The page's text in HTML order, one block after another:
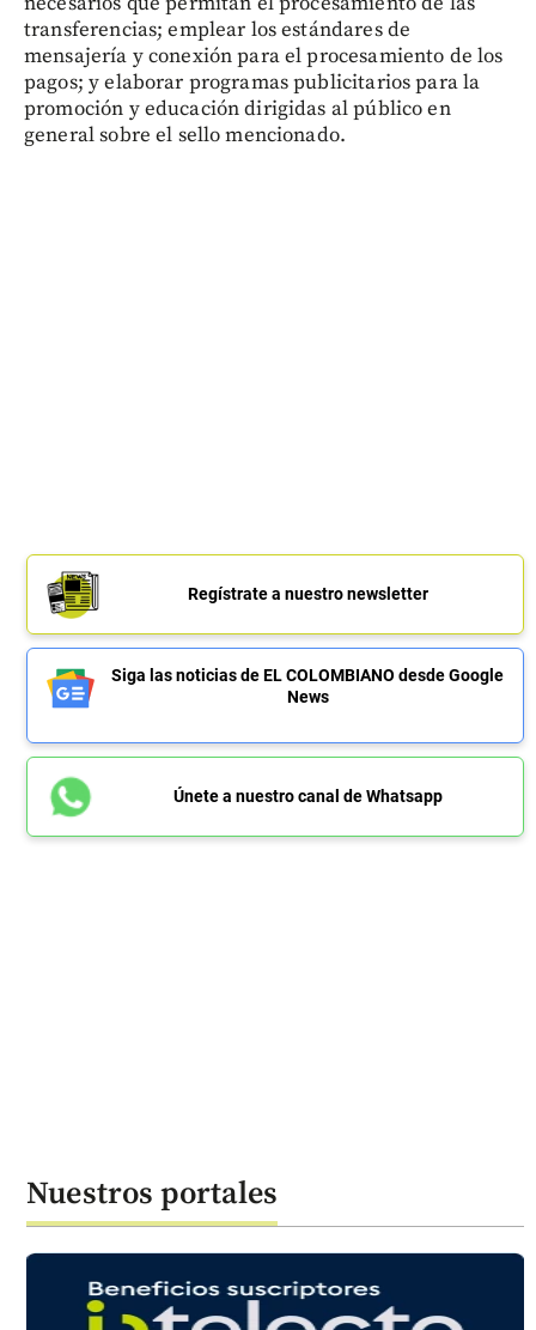
transferencias; emplear los estándares de
mensajería y conexión para el procesamiento de los
pagos; y elaborar programas publicitarios para la
promoción y educación dirigidas al público en
general sobre el sello mencionado.
Regístrate a nuestro newsletter
Siga las noticias de EL COLOMBIANO desde Google
News
Únete a nuestro canal de Whatsapp
Nuestros portales